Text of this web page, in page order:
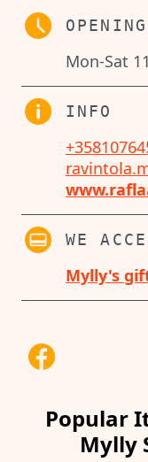
Mon-Sat
INFO
WE
Mylly's
Popular
Mylly